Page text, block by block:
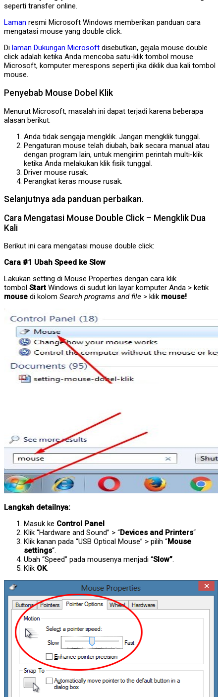
seperti transfer online.
Laman resmi Microsoft Windows memberikan panduan cara
mengatasi mouse yang double click.
Di laman Dukungan Microsoft disebutkan, gejala mouse double
click adalah ketika Anda mencoba satu-klik tombol mouse
Microsoft, komputer merespons seperti jika diklik dua kali tombol
mouse.
Penyebab Mouse Dobel Klik
Menurut Microsoft, masalah ini dapat terjadi karena beberapa
alasan berikut:
Anda tidak sengaja mengklik. Jangan mengklik tunggal.
Pengaturan mouse telah diubah, baik secara manual atau
dengan program lain, untuk mengirim perintah multi-klik
ketika Anda melakukan klik fisik tunggal.
Driver mouse rusak.
Perangkat keras mouse rusak.
Selanjutnya ada panduan perbaikan.
Cara Mengatasi Mouse Double Click – Mengklik Dua
Kali
Berikut ini cara mengatasi mouse double click:
Cara #1 Ubah Speed ke Slow
Lakukan setting di Mouse Properties dengan cara klik
tombol Start Windows di sudut kiri layar komputer Anda > ketik
mouse di kolom Search programs and file > klik mouse!
Langkah detailnya:
Masuk ke Control Panel
Klik “Hardware and Sound” > “Devices and Printers“
Klik kanan pada “USB Optical Mouse” > pilih “Mouse
settings“.
Ubah “Speed” pada mousenya menjadi “Slow”.
Klik OK.